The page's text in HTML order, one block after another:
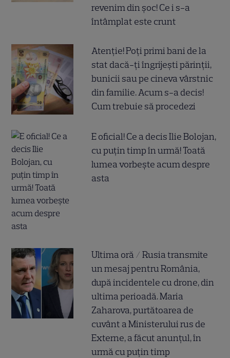
revenim din șoc! Ce i s-a
întâmplat este crunt
Atenție! Poți primi bani de la
stat dacă-ți îngrijești părinții,
bunicii sau pe cineva vârstnic
din familie. Acum s-a decis!
Cum trebuie să procedezi
E oficial! Ce a decis Ilie Bolojan,
cu puțin timp în urmă! Toată
lumea vorbește acum despre
asta
Ultima oră / Rusia transmite
un mesaj pentru România,
după incidentele cu drone, din
ultima perioadă. Maria
Zaharova, purtătoarea de
cuvânt a Ministerului rus de
Externe, a făcut anunțul, în
urmă cu puțin timp